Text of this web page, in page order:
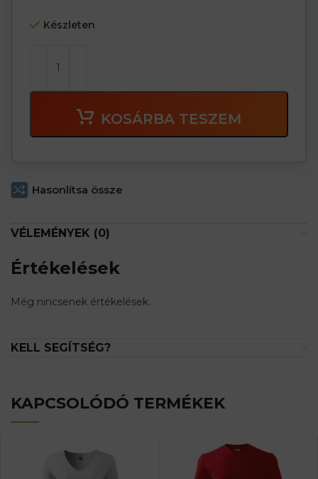
Készleten
KOSÁRBA TESZEM
Hasonlítsa össze
VÉLEMÉNYEK (0)
Értékelések
Még nincsenek értékelések.
KELL SEGÍTSÉG?
KAPCSOLÓDÓ TERMÉKEK